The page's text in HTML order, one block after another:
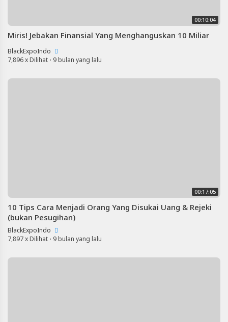
Blackexpo
Artikel
Terbaru
Blackexpo
Berbagi
Video
Indonesia
Published
Blackexpo
Powered
00:10:04
Miris! Jebakan Finansial Yang Menghanguskan 10 Miliar
BlackExpoIndo
7,896 x Dilihat · 9 bulan yang lalu
00:17:05
10 Tips Cara Menjadi Orang Yang Disukai Uang & Rejeki
(bukan Pesugihan)
BlackExpoIndo
7,897 x Dilihat · 9 bulan yang lalu